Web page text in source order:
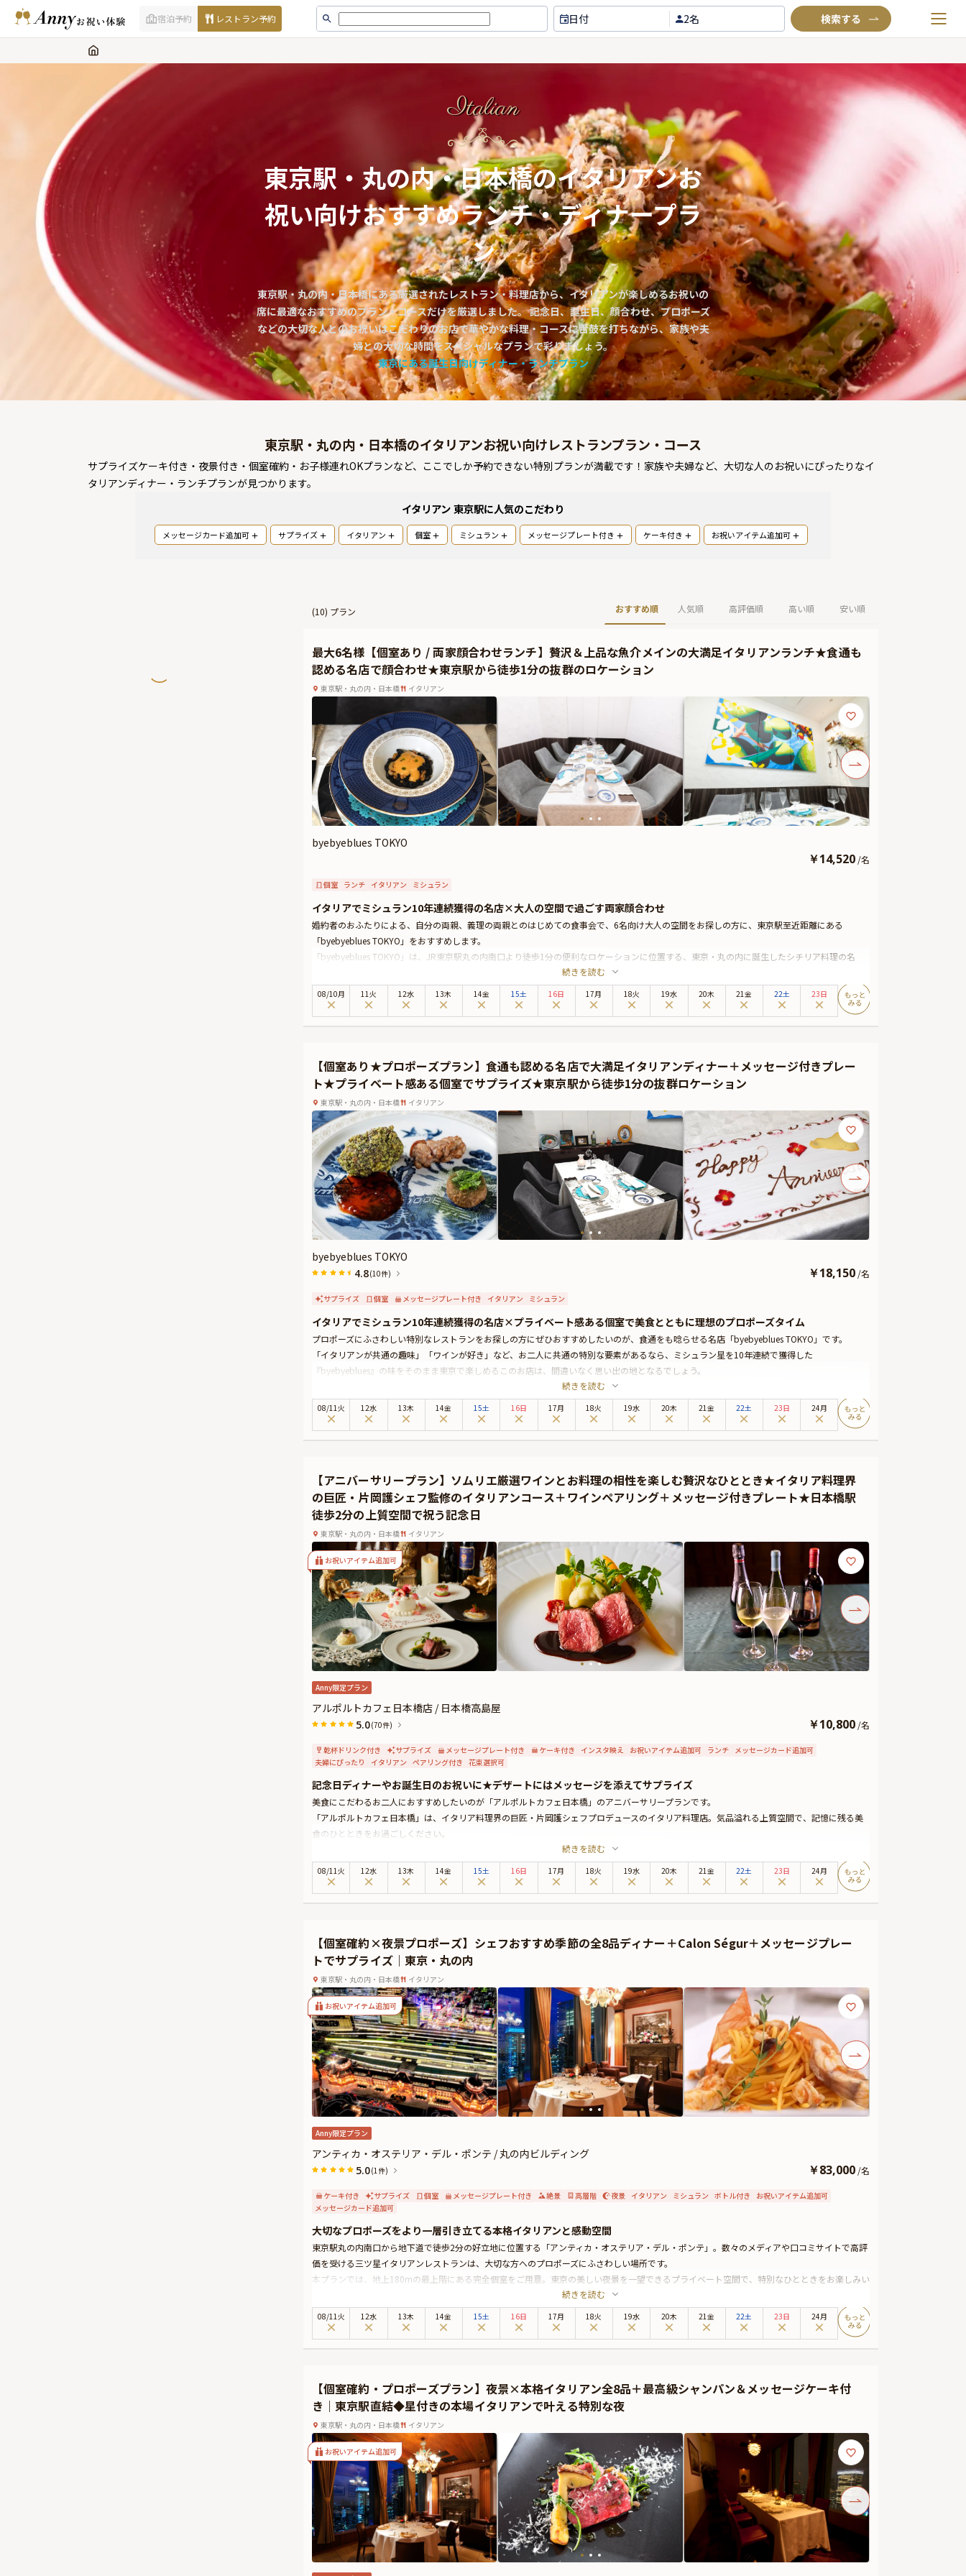
宿泊予約 レストラン予約 日付 2名
閲覧履歴
Annyお祝い体験について
Annyお祝いアイテムについて
お問い合わせ
Italian
東京駅・丸の内・日本橋のイタリアンお
祝い向けおすすめランチ・ディナープラ
ン
東京駅・丸の内・日本橋にある厳選されたレストラン・料理店から、イタリアンが楽しめるお祝いの
席に最適なおすすめのプラン・コースだけを厳選しました。 記念日、誕生日、顔合わせ、プロポーズ
などの大切な人とのお祝いはこだわりのお店で華やかな料理・コースに舌鼓を打ちながら、家族や夫
婦との大切な時間をスペシャルなプランで彩りましょう。
東京にある誕生日向けディナー・ランチプラン
東京駅・丸の内・日本橋のイタリアンお祝い向けレストランプラン・コース
サプライズケーキ付き・夜景付き・個室確約・お子様連れOKプランなど、ここでしか予約できない特別プランが満載です！家族や夫婦など、大切な人のお祝いにぴったりなイ
タリアンディナー・ランチプランが見つかります。
イタリアン 東京駅に人気のこだわり
メッセージカード追加可 サプライズ イタリアン 個室 ミシュラン メッセージプレート付き ケーキ付き お祝いアイテム追加可
おすすめ順 人気順 高評価順 高い順 安い順
(10) プラン
最大6名様【個室あり / 両家顔合わせランチ】贅沢＆上品な魚介メインの大満足イタリアンランチ★食通も
認める名店で顔合わせ★東京駅から徒歩1分の抜群のロケーション
東京駅・丸の内・日本橋 イタリアン
byebyeblues TOKYO
￥14,520 /名
個室 ランチ イタリアン ミシュラン
イタリアでミシュラン10年連続獲得の名店×大人の空間で過ごす両家顔合わせ
婚約者のおふたりによる、自分の両親、義理の両親とのはじめての食事会で、6名向け大人の空間をお探しの方に、東京駅至近距離にある
「byebyeblues TOKYO」をおすすめします。
「byebyeblues TOKYO」は、JR東京駅丸の内南口より徒歩1分の便利なロケーションに位置する、東京・丸の内に誕生したシチリア料理の名
店。イタリア本場でミシュラン星を10年連続で獲得した『byebyeblues』の味をそのまま東京で楽しむことができます。
このレストランでは、両家顔合わせという特別なお祝い向けに、ランチタイムに贅沢な時間を過ごして頂く2種類の特別なランチコースをご用意
しております。シチリアと日本の食材の融合による美味しい料理、そして食通の間で名を知らぬものはいないサローネグループの技術とおもて
なしを感じながら、贅沢なひとときをお楽しみください。
最大6名まで着席可能な完全個室を予約リクエスト可能で、利用の場合は個室料金別（￥12,100円）となります。個室でなくても十分におしゃれ
な開放的な空間も、記念日にまったく問題なくお使いいただけます。
個室利用の確実なご予約のため、個室ご希望の際は事前にお電話（03-6812-2131）等でご相談下さい。
続きを読む
08/10月 11火 12水 13木 14金 15土 16日 17月 18火 19水 20木 21金 22土 23日
【個室あり★プロポーズプラン】食通も認める名店で大満足イタリアンディナー＋メッセージ付きプレー
ト★プライベート感ある個室でサプライズ★東京駅から徒歩1分の抜群ロケーション
東京駅・丸の内・日本橋 イタリアン
byebyeblues TOKYO
4.8(10件) ￥18,150 /名
サプライズ 個室 メッセージプレート付き イタリアン ミシュラン
イタリアでミシュラン10年連続獲得の名店×プライベート感ある個室で美食とともに理想のプロポーズタイム
プロポーズにふさわしい特別なレストランをお探しの方にぜひおすすめしたいのが、食通をも唸らせる名店「byebyeblues TOKYO」です。
「イタリアンが共通の趣味」「ワインが好き」など、お二人に共通の特別な要素があるなら、ミシュラン星を10年連続で獲得した
『byebyeblues』の味をそのまま東京で楽しめるこのお店は、間違いなく思い出の地となるでしょう。
お店はJR東京駅丸の内南口から徒歩1分という抜群の立地に位置しています。都会の中心にありながら、シチリア料理の名店として静かな空間で
贅沢な時間を提供。食通の間で名を馳せる「サローネグループ」の一角を担うこのお店では、確かな技術と心温まるおもてなしを存分にお楽し
みいただけます。
広々としたテーブル席に加え、最大6名まで着席可能な完全個室もご用意。プライベート感を重視したいプロポーズの場にも最適です（個室料
には、特別なメッセージを添えたデザートプレートが登場。感動的なプロポーズの瞬間を美しく演出いたします。
大切な方との忘れられないひとときを、「byebyeblues TOKYO」でぜひお楽しみください。
続きを読む
08/11火 12水 13木 14金 15土 16日 17月 18火 19水 20木 21金 22土 23日 24月
【アニバーサリープラン】ソムリエ厳選ワインとお料理の相性を楽しむ贅沢なひととき★イタリア料理界
の巨匠・片岡護シェフ監修のイタリアンコース＋ワインペアリング＋メッセージ付きプレート★日本橋駅
徒歩2分の上質空間で祝う記念日
東京駅・丸の内・日本橋 イタリアン
お祝いアイテム追加可
Anny限定プラン
アルポルトカフェ日本橋店 / 日本橋高島屋
5.0(70件) ￥10,800 /名
乾杯ドリンク付き サプライズ メッセージプレート付き ケーキ付き インスタ映え お祝いアイテム追加可 ランチ メッセージカード追加可
夫婦にぴったり
イタリアン ペアリング付き 花束選択可
記念日ディナーやお誕生日のお祝いに★デザートにはメッセージを添えてサプライズ
美食にこだわるお二人におすすめしたいのが「アルポルトカフェ日本橋」のアニバーサリープランです。
「アルポルトカフェ日本橋」は、イタリア料理界の巨匠・片岡護シェフプロデュースのイタリア料理店。気品溢れる上質空間で、記憶に残る美
食のひとときをお過ごしください。
白を基調としたエレガントな印象の店内は居心地が良く、大切な方と過ごす特別なひとときに最適。都会の喧騒を忘れさせる、大人のための非
日常空間でお寛ぎください。
アニバーサリープランでは、季節の恵みを感じられるイタリアンコースをご用意。さらに、特別な日を華やかに演出する特典として、ワインペ
アリング（3杯）と、ご希望のメッセージを添えたデザートプレートをご提供いたします。ゆったりと寛げるテーブル席へご案内いたしますの
をお楽しみください。心地良いおもてなしと共に、素材の魅力を存分に楽しむ贅沢な美食体験をお約束いたします。
◆◆Anny限定◆◆
★ご希望に合わせてホールケーキのご用意も可能です。ご予算は人数に合わせて設定させていただきますので、ご予約時にご相談ください。
（現地決済にて承ります）
★有料オプションで花束やギフト、カスタマイズ可能なメッセージカードなどをお付けすることができます。メッセージカードは着席時に、ギ
フトはデザートタイムにご予約主様にお渡し致しますので、サプライズ演出にお役立てください。とっておきのお祝いシーンを心を込めてお手
伝いいたします。
続きを読む
08/11火 12水 13木 14金 15土 16日 17月 18火 19水 20木 21金 22土 23日 24月
【個室確約×夜景プロポーズ】シェフおすすめ季節の全8品ディナー＋Calon Ségur＋メッセージプレー
トでサプライズ｜東京・丸の内
東京駅・丸の内・日本橋 イタリアン
お祝いアイテム追加可
Anny限定プラン
アンティカ・オステリア・デル・ポンテ / 丸の内ビルディング
5.0(1件) ￥83,000 /名
ケーキ付き サプライズ 個室 メッセージプレート付き 絶景 高層階 夜景 イタリアン ミシュラン ボトル付き
お祝いアイテム追加可
メッセージカード追加可
大切なプロポーズをより一層引き立てる本格イタリアンと感動空間
東京駅丸の内南口から地下道で徒歩2分の好立地に位置する「アンティカ・オステリア・デル・ポンテ」。数々のメディアや口コミサイトで高評
価を受ける三ツ星イタリアンレストランは、大切な方へのプロポーズにふさわしい場所です。
本プランでは、地上180mの最上階にある完全個室をご用意。東京の美しい夜景を一望できるプライベート空間で、特別なひとときをお楽しみい
お料理は、Wメインやパスタを含む豪華全8品のコース。イタリアで三ツ星を獲得したミラノ本店の味を受け継ぐ逸品は、旬の厳選食材を使用
し、見た目も味も格別な仕上がりです。さらに、華やかで気品あふれるボルドーの赤ワイン「Château Calon Ségur」が、お料理をより一層引き
立てます。
一生に一度のプロポーズを成功へ導くため、経験豊富なスタッフが心を込めてサポートいたします。美しい夜景、本格イタリアン、一流のおも
てなしが揃う「アンティカ・オステリア・デル・ポンテ」で、忘れられない特別な時間をお過ごしください。
☆本プランでは、有料オプションで、プロポーズにぴったりな花束やギフトなどをお付けすることが出来ます。花束やギフトはデザートタイム
にご予約主様にお渡し致しますので、サプライズにお役立てください。詳しくは本ページ中段の「お祝いアイテム」の欄で、お選びいただけま
す。
続きを読む
08/11火 12水 13木 14金 15土 16日 17月 18火 19水 20木 21金 22土 23日 24月
【個室確約・プロポーズプラン】夜景×本格イタリアン全8品＋最高級シャンパン＆メッセージケーキ付
き｜東京駅直結◆星付きの本場イタリアンで叶える特別な夜
東京駅・丸の内・日本橋 イタリアン
お祝いアイテム追加可